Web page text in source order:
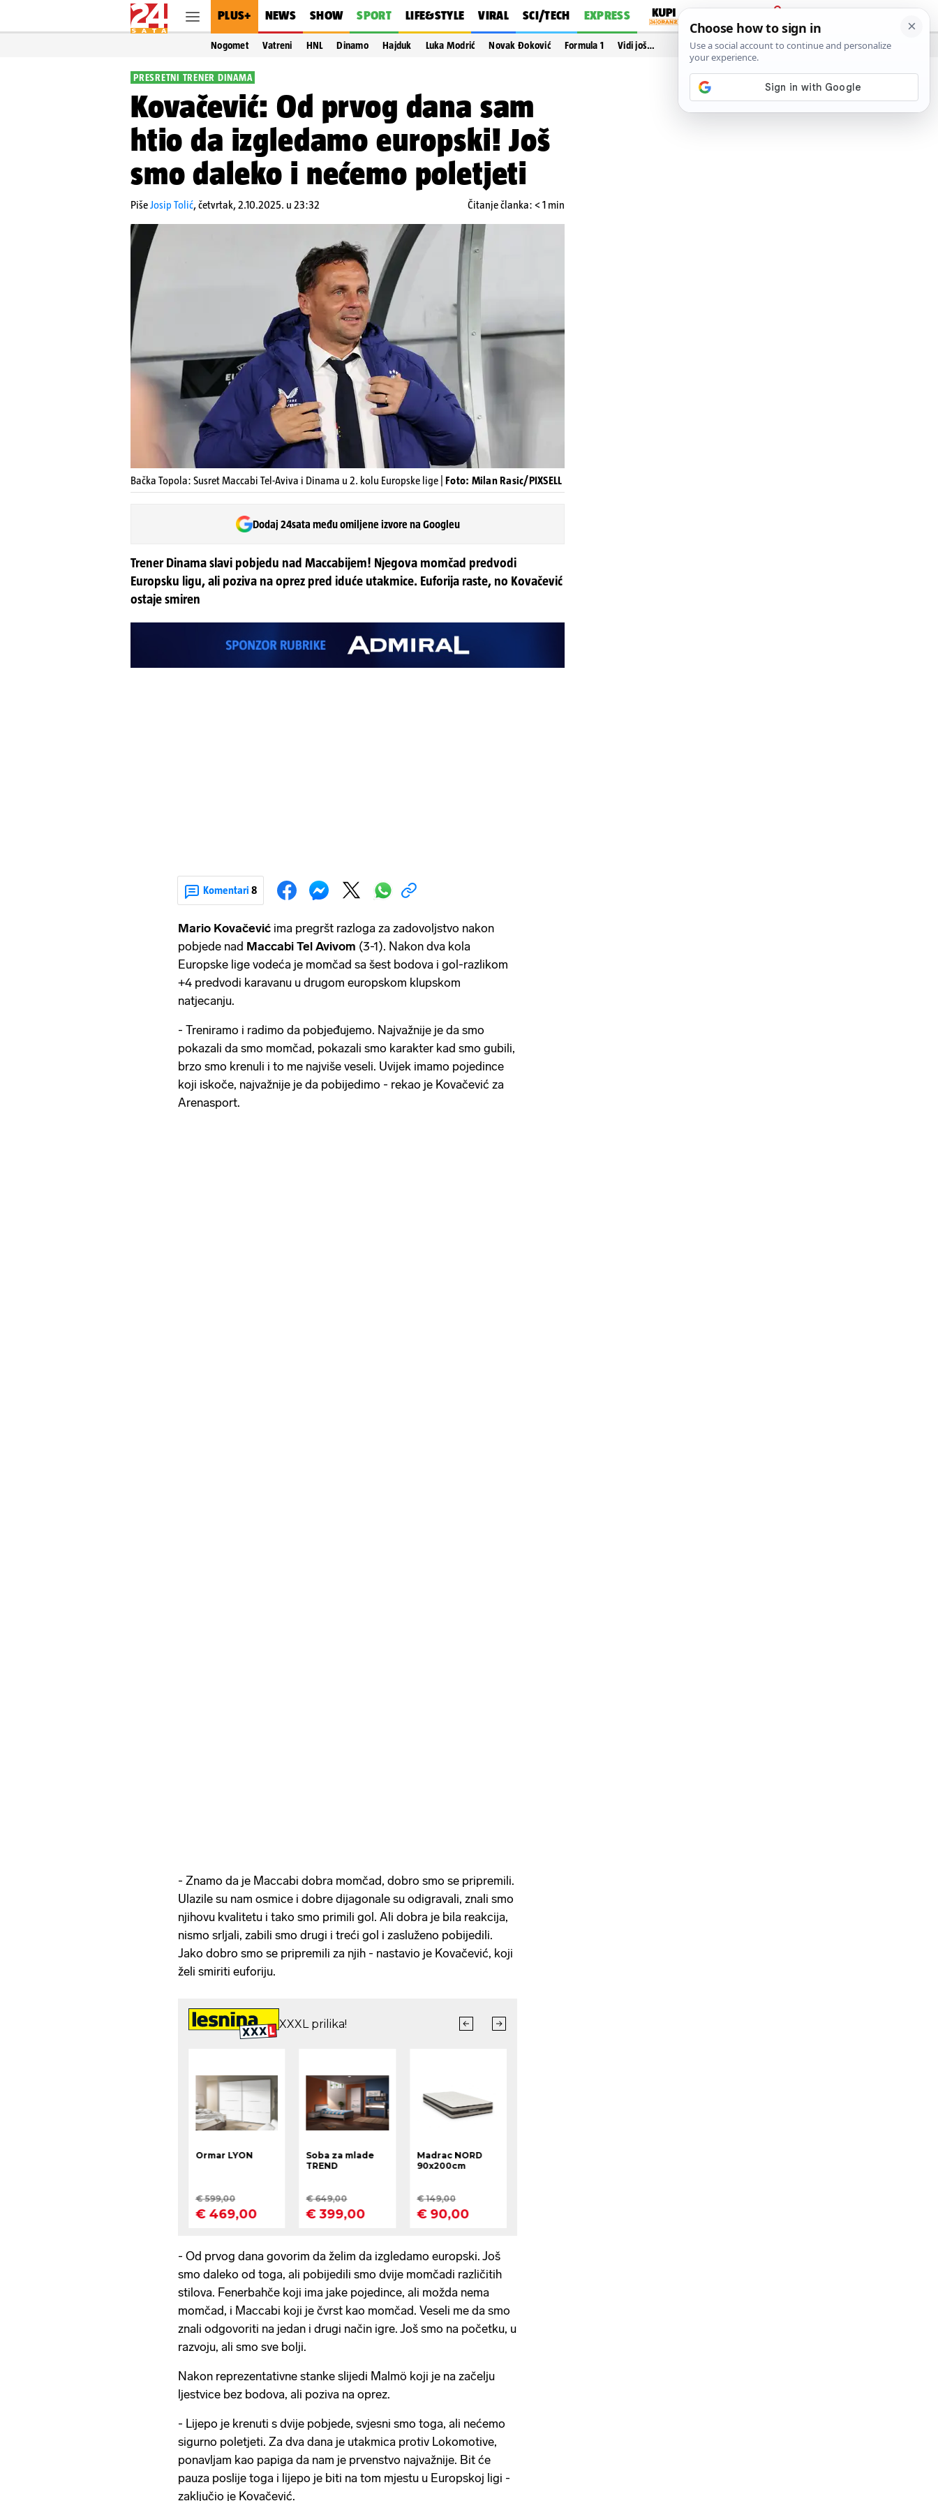
PLUS+ NEWS SHOW SPORT LIFE&STYLE VIRAL SCI/TECH EXPRESS
PRIJAVA
Nogomet Vatreni HNL Dinamo Hajduk Luka Modrić Novak Đoković Formula 1 Vidi još…
PRESRETNI TRENER DINAMA
Kovačević: Od prvog dana sam
htio da izgledamo europski! Još
smo daleko i nećemo poletjeti
PišeJosip Tolić,četvrtak, 2.10.2025. u 23:32 Čitanje članka: < 1 min
Bačka Topola: Susret Maccabi Tel-Aviva i Dinama u 2. kolu Europske lige | Foto: Milan Rasic/PIXSELL
Dodaj 24sata među omiljene izvore na Googleu
Trener Dinama slavi pobjedu nad Maccabijem! Njegova momčad predvodi
Europsku ligu, ali poziva na oprez pred iduće utakmice. Euforija raste, no Kovačević
ostaje smiren
Komentari 8
Mario Kovačević ima pregršt razloga za zadovoljstvo nakon
pobjede nad Maccabi Tel Avivom (3-1). Nakon dva kola
Europske lige vodeća je momčad sa šest bodova i gol-razlikom
+4 predvodi karavanu u drugom europskom klupskom
natjecanju.
- Treniramo i radimo da pobjeđujemo. Najvažnije je da smo
pokazali da smo momčad, pokazali smo karakter kad smo gubili,
brzo smo krenuli i to me najviše veseli. Uvijek imamo pojedince
koji iskoče, najvažnije je da pobijedimo - rekao je Kovačević za
Arenasport.
- Znamo da je Maccabi dobra momčad, dobro smo se pripremili.
Ulazile su nam osmice i dobre dijagonale su odigravali, znali smo
njihovu kvalitetu i tako smo primili gol. Ali dobra je bila reakcija,
nismo srljali, zabili smo drugi i treći gol i zasluženo pobijedili.
Jako dobro smo se pripremili za njih - nastavio je Kovačević, koji
želi smiriti euforiju.
- Od prvog dana govorim da želim da izgledamo europski. Još
smo daleko od toga, ali pobijedili smo dvije momčadi različitih
stilova. Fenerbahče koji ima jake pojedince, ali možda nema
momčad, i Maccabi koji je čvrst kao momčad. Veseli me da smo
znali odgovoriti na jedan i drugi način igre. Još smo na početku, u
razvoju, ali smo sve bolji.
Nakon reprezentativne stanke slijedi Malmö koji je na začelju
ljestvice bez bodova, ali poziva na oprez.
- Lijepo je krenuti s dvije pobjede, svjesni smo toga, ali nećemo
sigurno poletjeti. Za dva dana je utakmica protiv Lokomotive,
ponavljam kao papiga da nam je prvenstvo najvažnije. Bit će
pauza poslije toga i lijepo je biti na tom mjestu u Europskoj ligi -
zaključio je Kovačević.